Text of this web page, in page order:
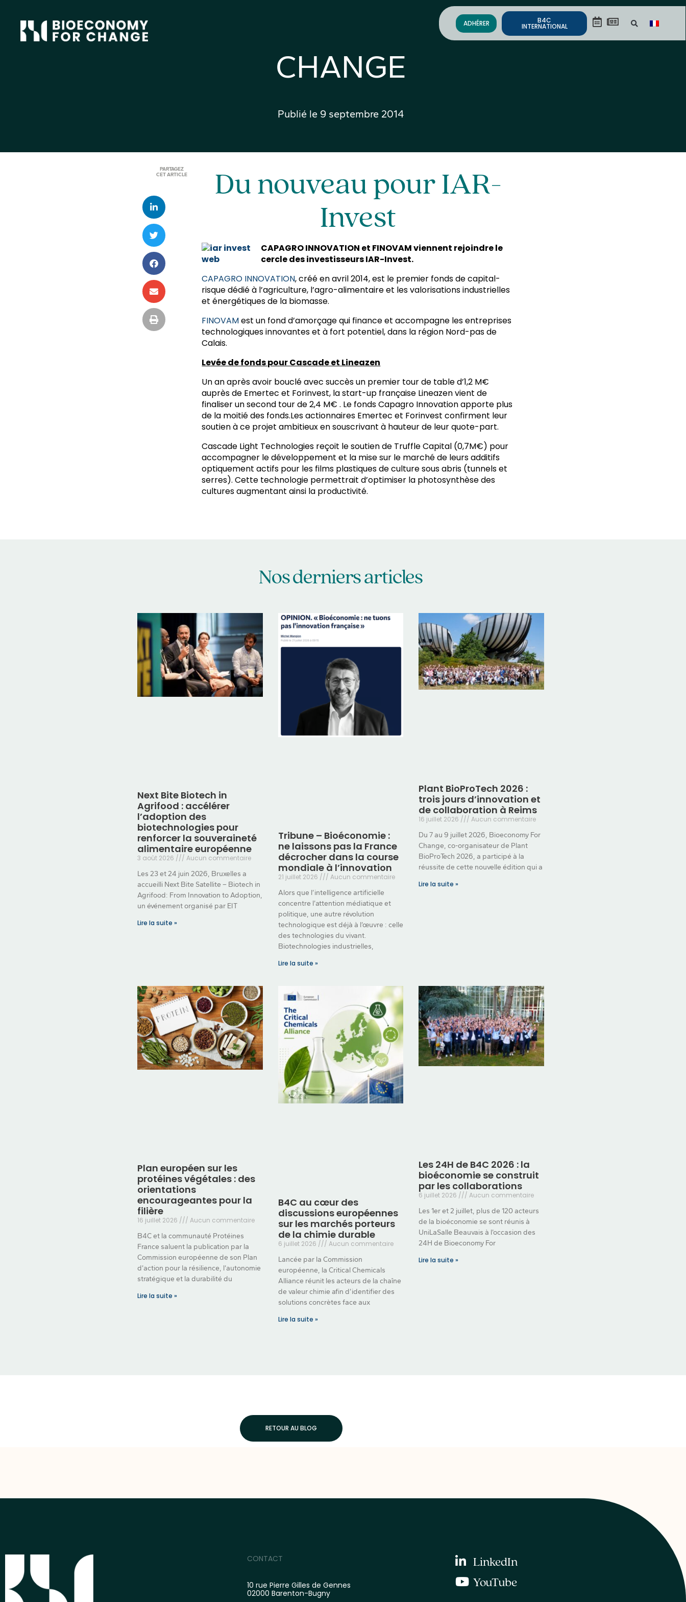
ADHÉRER B4C
INTERNATIONAL
CHANGE
Publié le 9 septembre 2014
PARTAGEZ
CET ARTICLE
Du nouveau pour IAR-
Invest
CAPAGRO INNOVATION et FINOVAM viennent rejoindre le
cercle des investisseurs IAR-Invest.
CAPAGRO INNOVATION, créé en avril 2014, est le premier fonds de capital-
risque dédié à l’agriculture, l’agro-alimentaire et les valorisations industrielles
et énergétiques de la biomasse.
FINOVAMest un fond d’amorçage qui finance et accompagne les entreprises
technologiques innovantes et à fort potentiel, dans la région Nord-pas de
Calais.
Levée de fonds pour Cascade et Lineazen
Un an après avoir bouclé avec succès un premier tour de table d’1,2 M€
auprès de Emertec et Forinvest, la start-up française Lineazen vient de
finaliser un second tour de 2,4 M€ . Le fonds Capagro Innovation apporte plus
de la moitié des fonds.Les actionnaires Emertec et Forinvest confirment leur
soutien à ce projet ambitieux en souscrivant à hauteur de leur quote-part.
Cascade Light Technologies reçoit le soutien de Truffle Capital (0,7M€) pour
accompagner le développement et la mise sur le marché de leurs additifs
optiquement actifs pour les films plastiques de culture sous abris (tunnels et
serres). Cette technologie permettrait d’optimiser la photosynthèse des
cultures augmentant ainsi la productivité.
Nos derniers articles
Next Bite Biotech in
Agrifood : accélérer
l’adoption des
biotechnologies pour
renforcer la souveraineté
alimentaire européenne
3 août 2026
Aucun commentaire
Les 23 et 24 juin 2026, Bruxelles a
accueilli Next Bite Satellite – Biotech in
Agrifood: From Innovation to Adoption,
un événement organisé par EIT
Lire la suite »
Tribune – Bioéconomie :
ne laissons pas la France
décrocher dans la course
mondiale à l’innovation
21 juillet 2026
Aucun commentaire
Alors que l’intelligence artificielle
concentre l’attention médiatique et
politique, une autre révolution
technologique est déjà à l’œuvre : celle
des technologies du vivant.
Biotechnologies industrielles,
Lire la suite »
Plant BioProTech 2026 :
trois jours d’innovation et
de collaboration à Reims
16 juillet 2026
Aucun commentaire
Du 7 au 9 juillet 2026, Bioeconomy For
Change, co-organisateur de Plant
BioProTech 2026, a participé à la
réussite de cette nouvelle édition qui a
Lire la suite »
Plan européen sur les
protéines végétales : des
orientations
encourageantes pour la
filière
16 juillet 2026
Aucun commentaire
B4C et la communauté Protéines
France saluent la publication par la
Commission européenne de son Plan
d’action pour la résilience, l’autonomie
stratégique et la durabilité du
Lire la suite »
B4C au cœur des
discussions européennes
sur les marchés porteurs
de la chimie durable
6 juillet 2026
Aucun commentaire
Lancée par la Commission
européenne, la Critical Chemicals
Alliance réunit les acteurs de la chaîne
de valeur chimie afin d’identifier des
solutions concrètes face aux
Lire la suite »
Les 24H de B4C 2026 : la
bioéconomie se construit
par les collaborations
6 juillet 2026
Aucun commentaire
Les 1er et 2 juillet, plus de 120 acteurs
de la bioéconomie se sont réunis à
UniLaSalle Beauvais à l’occasion des
24H de Bioeconomy For
Lire la suite »
RETOUR AU BLOG
CONTACT
10 rue Pierre Gilles de Gennes
02000 Barenton-Bugny
LinkedIn
YouTube